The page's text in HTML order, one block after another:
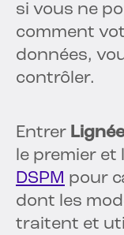
si vous ne
comment
données,
contrôler.
Entrer
le premier et
DSPM pour
dont les
traitent et